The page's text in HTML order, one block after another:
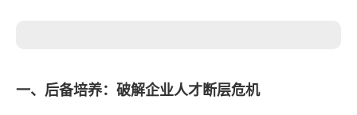
一、后备培养：破解企业人才断层危机